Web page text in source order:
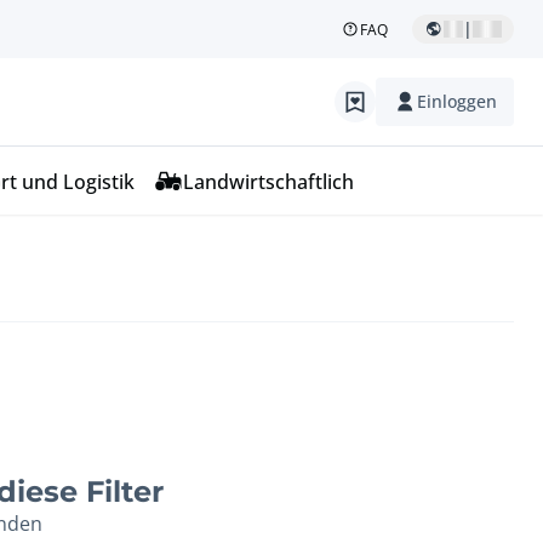
FAQ |
Einloggen
und Logistik Landwirtschaftlich
Filter